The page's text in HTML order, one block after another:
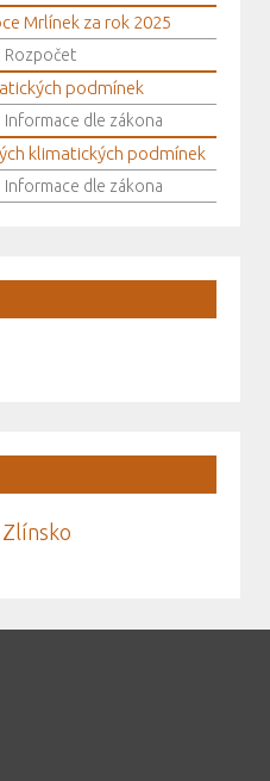
Mrlínek za rok 2025
Rozpočet
podmínek
Informace dle zákona
klimatických podmínek
Informace dle zákona
Zlínsko